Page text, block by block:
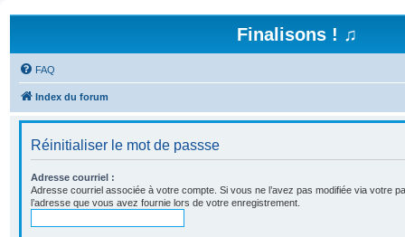
Finalisons ! ♫
FAQ
Index du forum
Réinitialiser le mot de passse
Adresse courriel :
Adresse courriel associée à votre compte. Si vous ne l’avez pas modifiée via votre
l’adresse que vous avez fournie lors de votre enregistrement.